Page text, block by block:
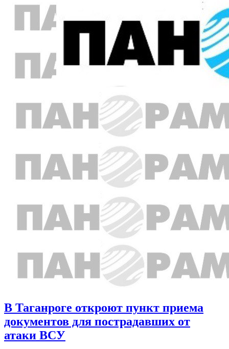
В Таганроге откроют пункт приема
документов для пострадавших от
атаки ВСУ